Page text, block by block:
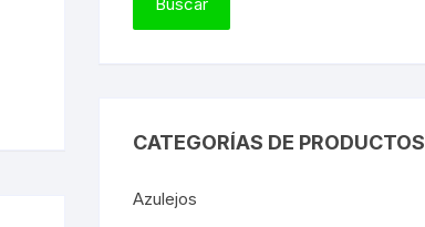
CATEGORÍAS DE PRODUCTOS
Azulejos